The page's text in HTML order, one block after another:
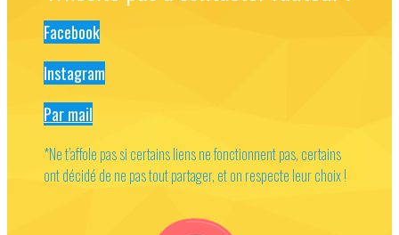
Facebook
Instagram
Par mail
*Ne t’affole pas si certains liens ne fonctionnent pas, certains
ont décidé de ne pas tout partager, et on respecte leur choix !